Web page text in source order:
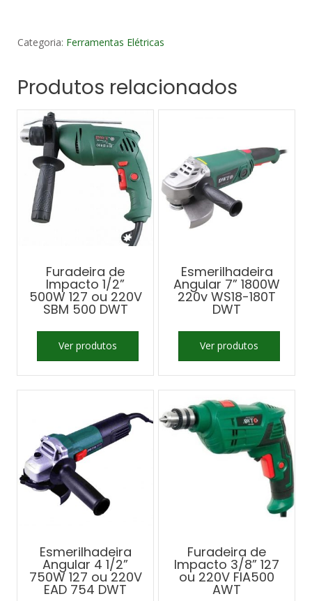
Categoria: Ferramentas Elétricas
Produtos relacionados
Furadeira de
Impacto 1/2”
500W 127 ou 220V
SBM 500 DWT
Ver produtos
Esmerilhadeira
Angular 7” 1800W
220v WS18-180T
DWT
Ver produtos
Esmerilhadeira
Angular 4 1/2”
750W 127 ou 220V
EAD 754 DWT
Furadeira de
Impacto 3/8” 127
ou 220V FIA500
AWT